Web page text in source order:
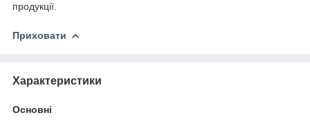
продукції.
Приховати
Характеристики
Основні